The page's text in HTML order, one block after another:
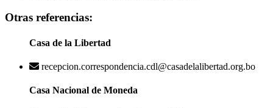
Otras referencias:
Casa de la Libertad
recepcion.correspondencia.cdl@casadelalibertad.org.bo
Casa Nacional de Moneda